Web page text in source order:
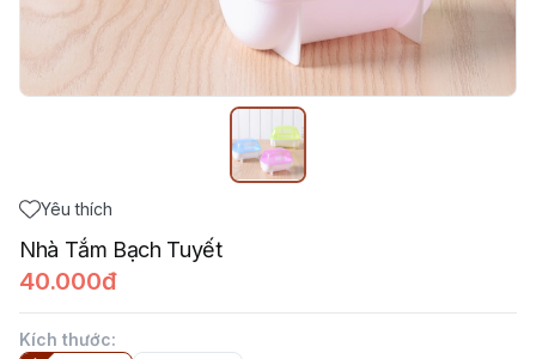
Yêu thích
Nhà Tắm Bạch Tuyết
40.000đ
Kích thước: